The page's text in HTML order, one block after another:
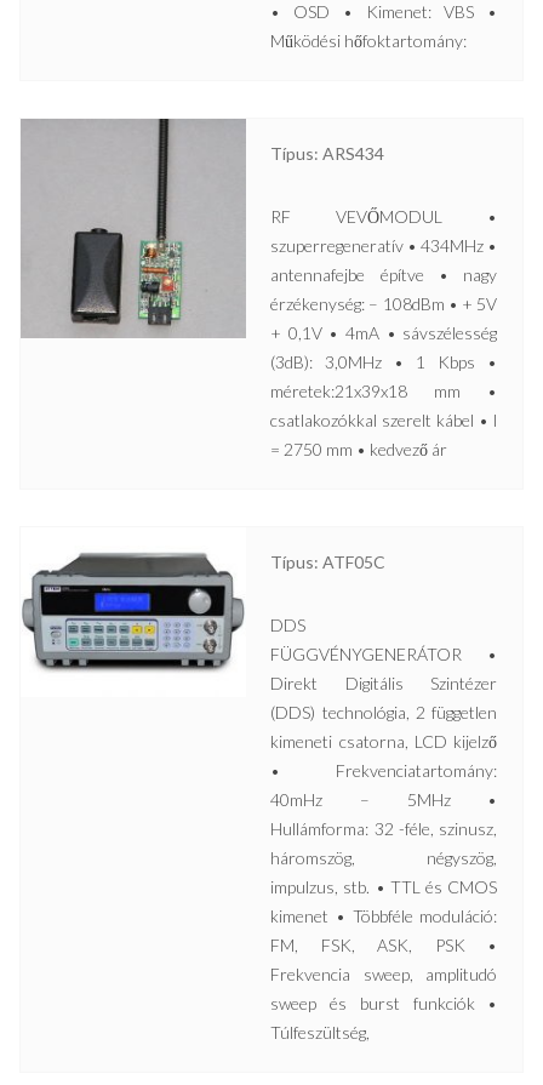
• OSD • Kimenet: VBS •
Működési hőfoktartomány:
Típus: ARS434
RF VEVŐMODUL •
szuperregeneratív • 434MHz •
antennafejbe építve • nagy
érzékenység: – 108dBm • + 5V
+ 0,1V • 4mA • sávszélesség
(3dB): 3,0MHz • 1 Kbps •
méretek:21x39x18 mm •
csatlakozókkal szerelt kábel • l
= 2750 mm • kedvező ár
Típus: ATF05C
DDS
FÜGGVÉNYGENERÁTOR •
Direkt Digitális Szintézer
(DDS) technológia, 2 független
kimeneti csatorna, LCD kijelző
• Frekvenciatartomány:
40mHz – 5MHz •
Hullámforma: 32 -féle, szinusz,
háromszög, négyszög,
impulzus, stb. • TTL és CMOS
kimenet • Többféle moduláció:
FM, FSK, ASK, PSK •
Frekvencia sweep, amplitudó
sweep és burst funkciók •
Túlfeszültség,